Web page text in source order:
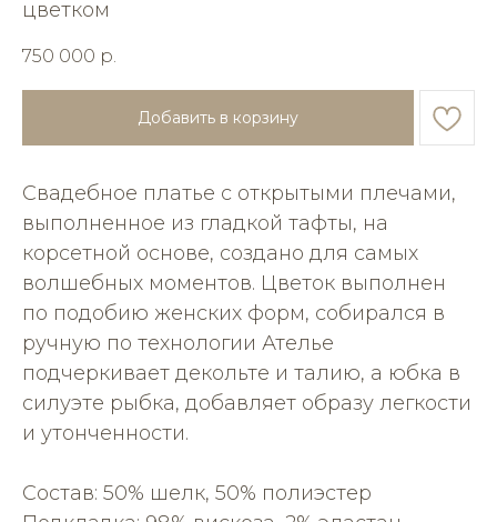
цветком
750 000 р.
Добавить в корзину
Свадебное платье с открытыми плечами,
выполненное из гладкой тафты, на
корсетной основе, создано для самых
волшебных моментов. Цветок выполнен
по подобию женских форм, собирался в
ручную по технологии Ателье
подчеркивает декольте и талию, а юбка в
силуэте рыбка, добавляет образу легкости
и утонченности.
Состав: 50% шелк, 50% полиэстер